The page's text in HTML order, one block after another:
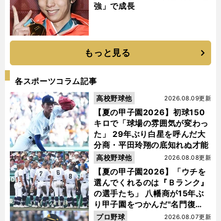
強」で成長
もっと見る
各スポーツコラム記事
【夏の甲子園2026】初球150
キロで「球場の雰囲気が変わっ
た」 29年ぶり白星を呼んだ大
分商・平田玲翔の底知れぬ才能
2026.08.09更新
高校野球他
【夏の甲子園2026】「ウチを
選んでくれるのは『Ｂランク』
の選手たち」 八幡商が15年ぶ
り甲子園をつかんだ"名門復
活"の舞台裏
2026.08.08更新
高校野球他
2026.08.07更新
プロ野球